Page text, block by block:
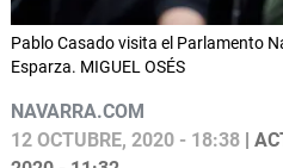
Pablo Casado visita el Parlamento
Esparza. MIGUEL OSÉS
NAVARRA.COM
12 OCTUBRE, 2020 - 18:38 |